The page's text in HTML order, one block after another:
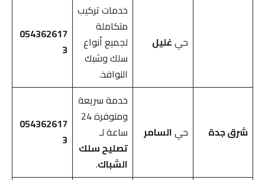
حيغليل
خدمات تركيب
متكاملة
لجميع أنواع
سلك وشبك
النوافذ.
054362617
3
شرق جدة حيالسامر
خدمة سريعة
ومتوفرة 24
ساعة لـ
تصليح سلك
الشباك.
054362617
3